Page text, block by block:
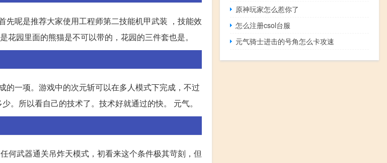
呢是推荐大家使用工程师第二技能机甲武装 ，技能效
园里面的熊猫是不可以带的，花园的三件套也是。
的一项。游戏中的次元斩可以在多人模式下完成，不过
。所以看自己的技术了。技术好就通过的快。 元气。
何武器通关吊炸天模式，初看来这个条件极其苛刻，但
原神玩家怎么惹你了
怎么注册csol台服
元气骑士进击的号角怎么卡攻速